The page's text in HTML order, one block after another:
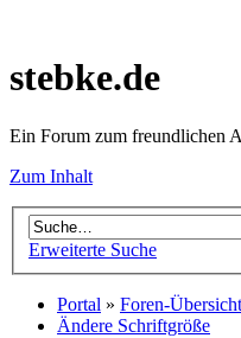
stebke.de
Ein Forum zum freundlichen
Zum Inhalt
Erweiterte Suche
Portal » Foren-Übersicht
Ändere Schriftgröße